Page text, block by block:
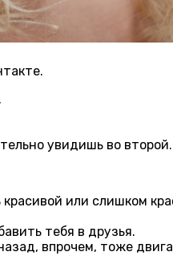
увидишь во второй.
или слишком
тебя в друзья.
впрочем, тоже